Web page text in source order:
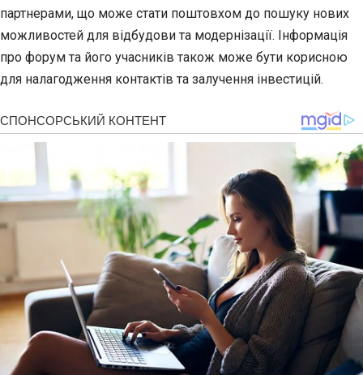
партнерами, що може стати поштовхом до пошуку нових
можливостей для відбудови та модернізації. Інформація
про форум та його учасників також може бути корисною
для налагодження контактів та залучення інвестицій.